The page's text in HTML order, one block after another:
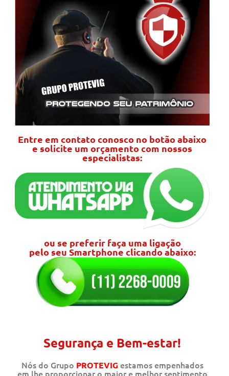
Entre em contato conosco no botão abaixo
e solicite um orçamento com nossos
especialistas:
ou se preferir faça uma ligação
pelo seu Smartphone clicando abaixo:
Segurança e Bem-estar!
Nós do Grupo PROTEVIGestamos empenhados
em lhe proporcionar o maior e melhor sentimento